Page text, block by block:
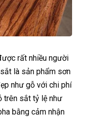
rất nhiều người
là sản phẩm sơn
như gỗ với chi phí
trên sắt tỷ lệ như
bằng cảm nhận